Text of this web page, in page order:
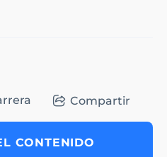
Compartir
CONTENIDO